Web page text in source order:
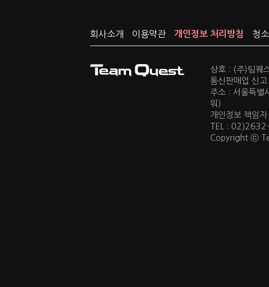
회사소개 이용약관 개인정보 처리방침 청
상호 : (주)팀퀘
통신판매업 신
주소 : 서울특
워)
개인정보 책
TEL :
Copyright ⓒ